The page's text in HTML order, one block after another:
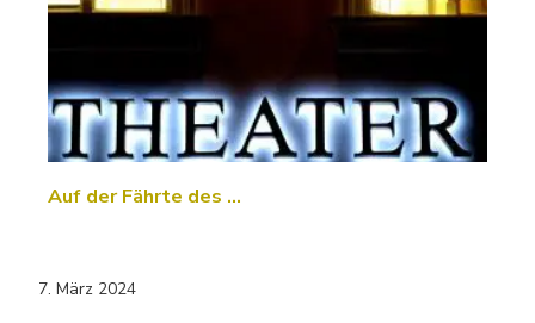
Auf der Fährte des …
7. März 2024